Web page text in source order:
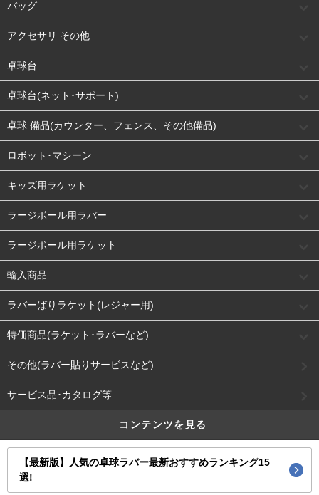
バッグ
アクセサリ その他
卓球台
卓球台(ネット･サポート)
卓球 備品(カウンター、フェンス、その他備品)
ロボット･マシーン
キッズ用ラケット
ラージボール用ラバー
ラージボール用ラケット
輸入商品
ラバーばりラケット(レジャー用)
特価商品(ラケット･ラバーなど)
その他(ラバー貼りサービスなど)
サービス品･カタログ等
コンテンツを見る
【最新版】人気の卓球ラバー最新おすすめランキング15
選!